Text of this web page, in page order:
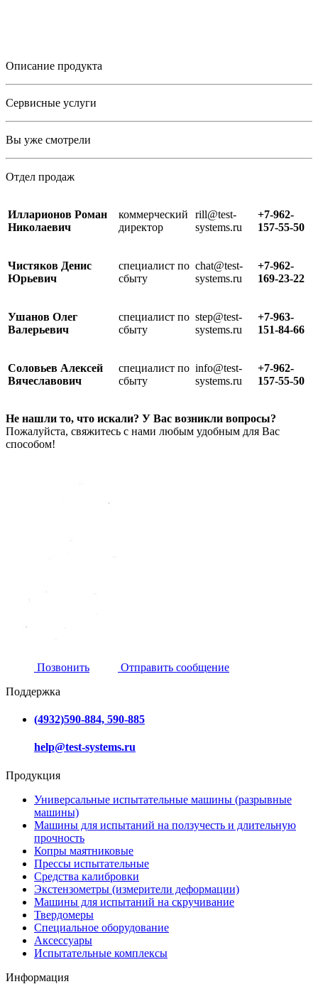
Описание продукта
Сервисные услуги
Вы уже смотрели
Отдел продаж
Илларионов Роман
Николаевич
коммерческий
директор
rill@test-
systems.ru
+7-962-
157-55-50
Чистяков Денис
Юрьевич
специалист по
сбыту
chat@test-
systems.ru
+7-962-
169-23-22
Ушанов Олег
Валерьевич
специалист по
сбыту
step@test-
systems.ru
+7-963-
151-84-66
Соловьев Алексей
Вячеславович
специалист по
сбыту
info@test-
systems.ru
+7-962-
157-55-50
Не нашли то, что искали? У Вас возникли вопросы?
Пожалуйста, свяжитесь с нами любым удобным для Вас
способом!
Позвонить
Отправить сообщение
Поддержка
(4932)590-884, 590-885
help@test-systems.ru
Продукция
Универсальные испытательные машины (разрывные
машины)
Машины для испытаний на ползучесть и длительную
прочность
Копры маятниковые
Прессы испытательные
Средства калибровки
Экстензометры (измерители деформации)
Машины для испытаний на скручивание
Твердомеры
Специальное оборудование
Аксессуары
Испытательные комплексы
Информация